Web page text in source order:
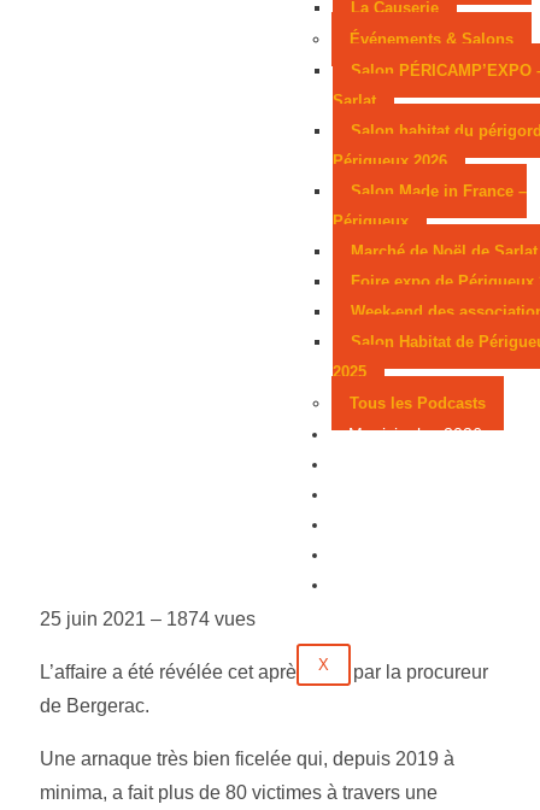
La Causerie
Événements & Salons
Salon PÉRICAMP’EXPO
Sarlat
Salon habitat du
Périgueux 2026
Salon Made in France –
Périgueux
Marché de Noël de Sarlat
Foire expo de Périgueux
Week-end des
Salon Habitat de
2025
Tous les Podcasts
Municipales 2026
X
25 juin 2021 – 1874 vues
L’affaire a été révélée cet après-midi par la procureur
de Bergerac.
Une arnaque très bien ficelée qui, depuis 2019 à
minima, a fait plus de 80 victimes à travers une